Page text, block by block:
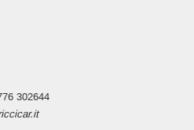
302644